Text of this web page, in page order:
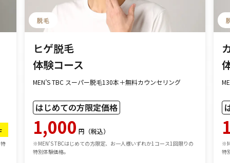
脱毛
ヒゲ脱毛
体験コース
MEN’S TBC スーパー脱毛130本＋無料カウンセリング
はじめての方限定価格
1,000 円（税込）
※MEN’S TBCはじめての方限定、お一人様いずれか1コース1回限りの
特別体験価格。
特